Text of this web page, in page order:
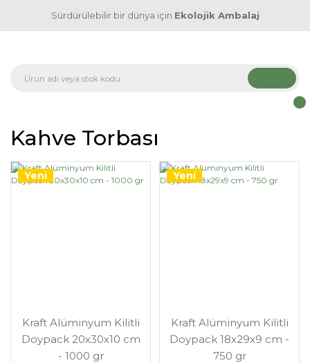
Sürdürülebilir bir dünya için Ekolojik Ambalaj
Kahve Torbası
Yeni
Kraft Alüminyum Kilitli
Doypack 20x30x10 cm
- 1000 gr
Yeni
Kraft Alüminyum Kilitli
Doypack 18x29x9 cm -
750 gr